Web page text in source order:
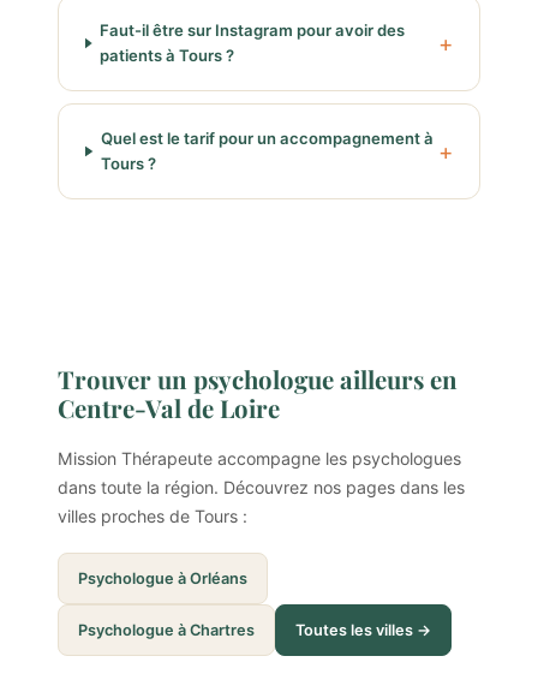
Faut-il être sur Instagram pour avoir des
patients à Tours ?
Quel est le tarif pour un accompagnement à
Tours ?
Trouver un psychologue ailleurs en
Centre-Val de Loire
Mission Thérapeute accompagne les psychologues
dans toute la région. Découvrez nos pages dans les
villes proches de Tours :
Psychologue à Orléans
Psychologue à Chartres Toutes les villes →